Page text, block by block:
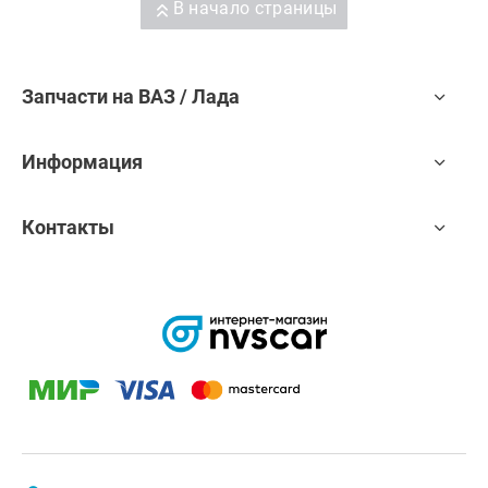
В начало страницы
Запчасти на ВАЗ / Лада
Информация
Контакты